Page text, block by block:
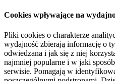
Cookies wpływające na
Pliki cookies o charakterze
wydajność zbierają informację o
odwiedzana i jak się z niej
najmniej popularne i w jaki
serwisie. Pomagają w